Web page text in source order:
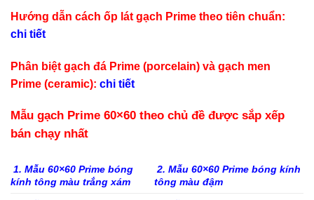
Hướng dẫn cách ốp lát gạch Prime theo tiên chuẩn:
chi tiết
Phân biệt gạch đá Prime (porcelain) và gạch men
Prime (ceramic): chi tiết
Mẫu gạch Prime 60×60 theo chủ đề được sắp xếp
bán chạy nhất
1. Mẫu 60×60 Prime bóng
kính tông màu trắng xám
2. Mẫu 60×60 Prime bóng kính
tông màu đậm